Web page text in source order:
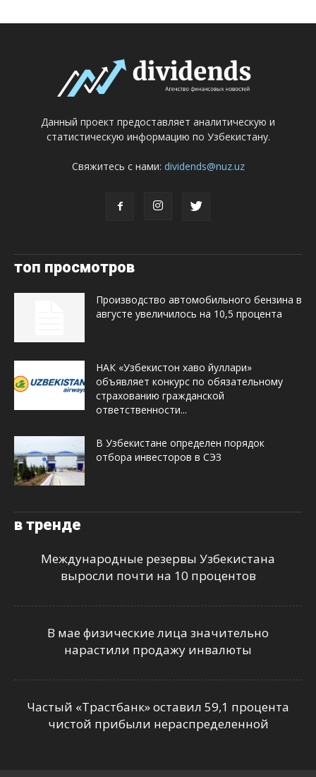
Данный проект предоставляет аналитическую и
статистическую информацию по Узбекистану.
Свяжитесь с нами: dividends@nuz.uz
топ просмотров
Производство автомобильного бензина в
августе увеличилось на 10,5 процента
НАК «Узбекистон хаво йуллари»
объявляет конкурс по обязательному
страхованию гражданской
ответственности...
В Узбекистане определен порядок
отбора инвесторов в СЭЗ
в тренде
Международные резервы Узбекистана
выросли почти на 10 процентов
В мае физические лица значительно
нарастили продажу инвалюты
Частый «Трастбанк» оставил 59,1 процента
чистой прибыли нераспределенной